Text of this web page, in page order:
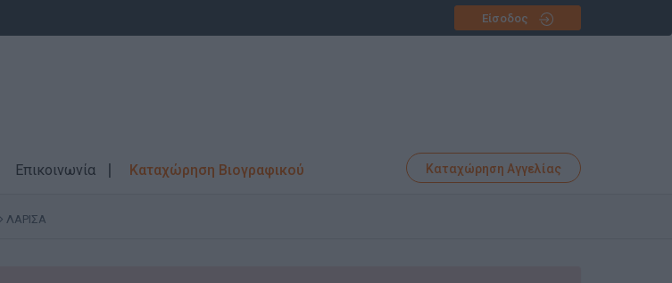
Είσοδος
Επικοινωνία Καταχώρηση Βιογραφικού Καταχώρηση Αγγελίας
ΛΑΡΙΣΑ